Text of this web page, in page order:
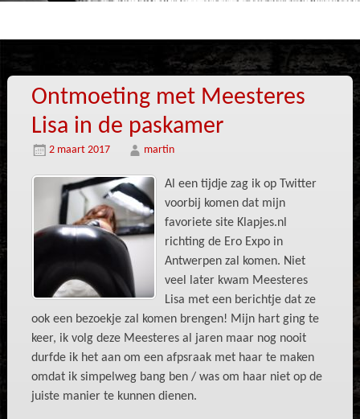
Ontmoeting met Meesteres
Lisa in de paskamer
2 maart 2017 martin
Al een tijdje zag ik op Twitter
voorbij komen dat mijn
favoriete site Klapjes.nl
richting de Ero Expo in
Antwerpen zal komen. Niet
veel later kwam Meesteres
Lisa met een berichtje dat ze
ook een bezoekje zal komen brengen! Mijn hart ging te
keer, ik volg deze Meesteres al jaren maar nog nooit
durfde ik het aan om een afpsraak met haar te maken
omdat ik simpelweg bang ben / was om haar niet op de
juiste manier te kunnen dienen.